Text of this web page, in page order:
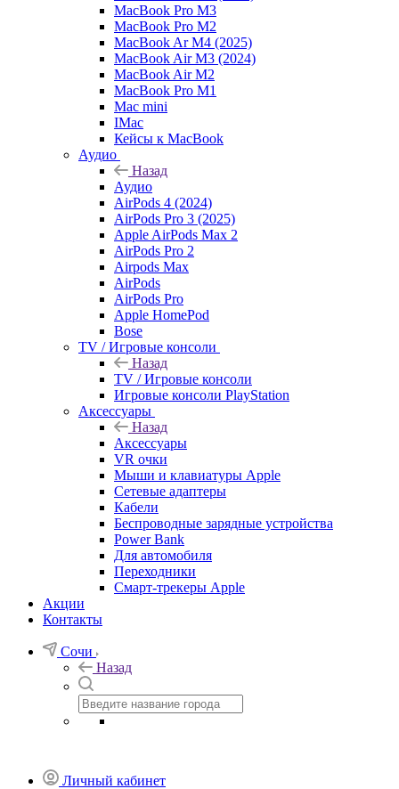
MacBook Pro M3
MacBook Pro M2
MacBook Ar M4 (2025)
MacBook Air M3 (2024)
MacBook Air M2
MacBook Pro M1
Mac mini
IMac
Кейсы к MacBook
Аудио
Назад
Аудио
AirPods 4 (2024)
AirPods Pro 3 (2025)
Apple AirPods Max 2
AirPods Pro 2
Airpods Max
AirPods
AirPods Pro
Apple HomePod
Bose
TV / Игровые консоли
Назад
TV / Игровые консоли
Игровые консоли PlayStation
Аксессуары
Назад
Аксессуары
VR очки
Мыши и клавиатуры Apple
Сетевые адаптеры
Кабели
Беспроводные зарядные устройства
Power Bank
Для автомобиля
Переходники
Смарт-трекеры Apple
Акции
Контакты
Сочи
Назад
Личный кабинет